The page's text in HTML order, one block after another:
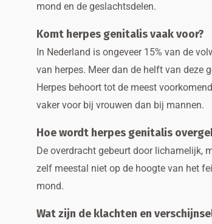
mond en de geslachtsdelen.
Komt herpes genitalis vaak voor?
In Nederland is ongeveer 15% van de
van herpes. Meer dan de helft van deze
Herpes behoort tot de meest
vaker voor bij vrouwen dan bij mannen.
Hoe wordt herpes genitalis
De overdracht gebeurt door lichamelijk,
zelf meestal niet op de hoogte van het
mond.
Wat zijn de klachten en